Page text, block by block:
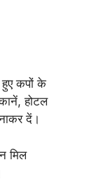
हुए कपों के
होटल
दें।
मिल